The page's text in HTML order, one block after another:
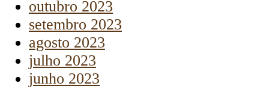
outubro 2023
setembro 2023
agosto 2023
julho 2023
junho 2023